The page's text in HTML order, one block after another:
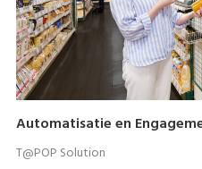
Automatisatie en
T@POP Solution